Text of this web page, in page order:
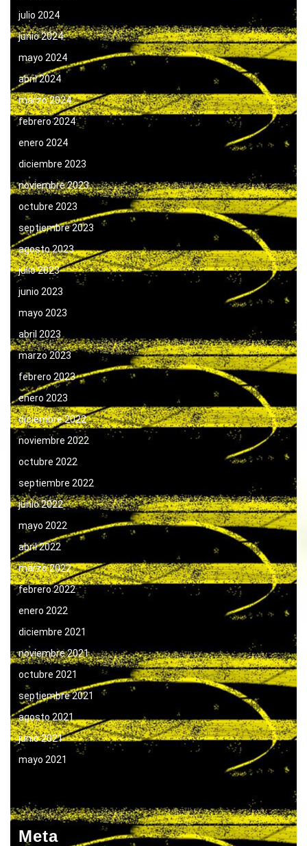
julio 2024
junio 2024
mayo 2024
abril 2024
marzo 2024
febrero 2024
enero 2024
diciembre 2023
noviembre 2023
octubre 2023
septiembre 2023
agosto 2023
julio 2023
junio 2023
mayo 2023
abril 2023
marzo 2023
febrero 2023
enero 2023
diciembre 2022
noviembre 2022
octubre 2022
septiembre 2022
junio 2022
mayo 2022
abril 2022
marzo 2022
febrero 2022
enero 2022
diciembre 2021
noviembre 2021
octubre 2021
septiembre 2021
agosto 2021
junio 2021
mayo 2021
Meta